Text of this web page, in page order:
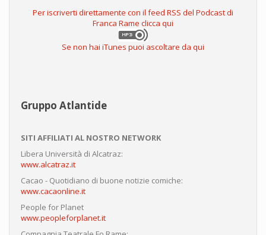
Per iscriverti direttamente con il feed RSS del Podcast di
Franca Rame clicca qui
Se non hai iTunes puoi ascoltare da qui
Gruppo Atlantide
SITI AFFILIATI AL NOSTRO NETWORK
Libera Università di Alcatraz:
www.alcatraz.it
Cacao - Quotidiano di buone notizie comiche:
www.cacaonline.it
People for Planet
www.peopleforplanet.it